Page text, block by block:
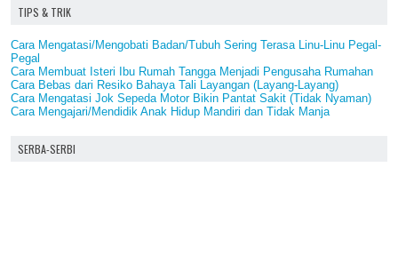
TIPS & TRIK
Cara Mengatasi/Mengobati Badan/Tubuh Sering Terasa Linu-Linu Pegal-
Pegal
Cara Membuat Isteri Ibu Rumah Tangga Menjadi Pengusaha Rumahan
Cara Bebas dari Resiko Bahaya Tali Layangan (Layang-Layang)
Cara Mengatasi Jok Sepeda Motor Bikin Pantat Sakit (Tidak Nyaman)
Cara Mengajari/Mendidik Anak Hidup Mandiri dan Tidak Manja
SERBA-SERBI